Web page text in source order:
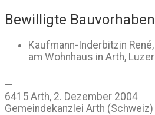
Bewilligte Bauvorhaben
Kaufmann-Inderbitzin
am Wohnhaus in Arth,
—
6415 Arth, 2. Dezember 2004
Gemeindekanzlei Arth (Schweiz)